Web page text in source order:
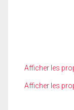
Afficher les
Afficher les